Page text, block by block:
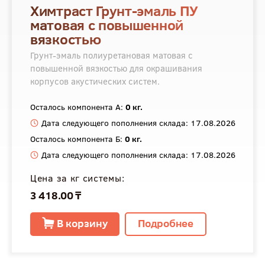
Химтраст Грунт-эмаль ПУ
матовая с повышенной
вязкостью
Грунт-эмаль полиуретановая матовая с
повышенной вязкостью для окрашивания
корпусов акустических систем.
Осталось компонента А: 0 кг.
Дата следующего пополнения склада: 17.08.2026
Осталось компонента Б: 0 кг.
Дата следующего пополнения склада: 17.08.2026
Цена за кг системы:
3 418.00 ₸
В корзину
Подробнее